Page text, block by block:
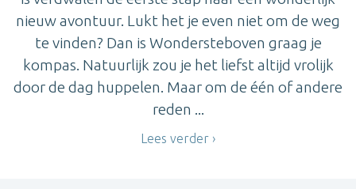
nieuw avontuur. Lukt het je even niet om de weg
te vinden? Dan is Wondersteboven graag je
kompas. Natuurlijk zou je het liefst altijd vrolijk
door de dag huppelen. Maar om de één of andere
reden ...
Lees verder